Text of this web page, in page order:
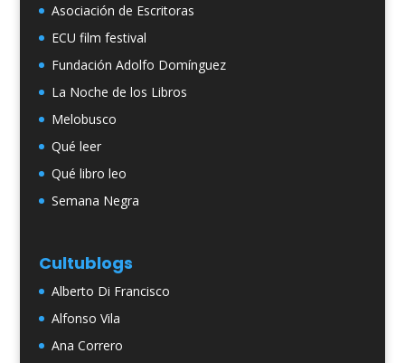
Asociación de Escritoras
ECU film festival
Fundación Adolfo Domínguez
La Noche de los Libros
Melobusco
Qué leer
Qué libro leo
Semana Negra
Cultublogs
Alberto Di Francisco
Alfonso Vila
Ana Correro